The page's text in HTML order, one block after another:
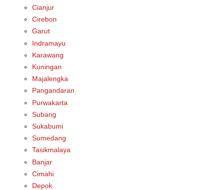
Cianjur
Cirebon
Garut
Indramayu
Karawang
Kuningan
Majalengka
Pangandaran
Purwakarta
Subang
Sukabumi
Sumedang
Tasikmalaya
Banjar
Cimahi
Depok